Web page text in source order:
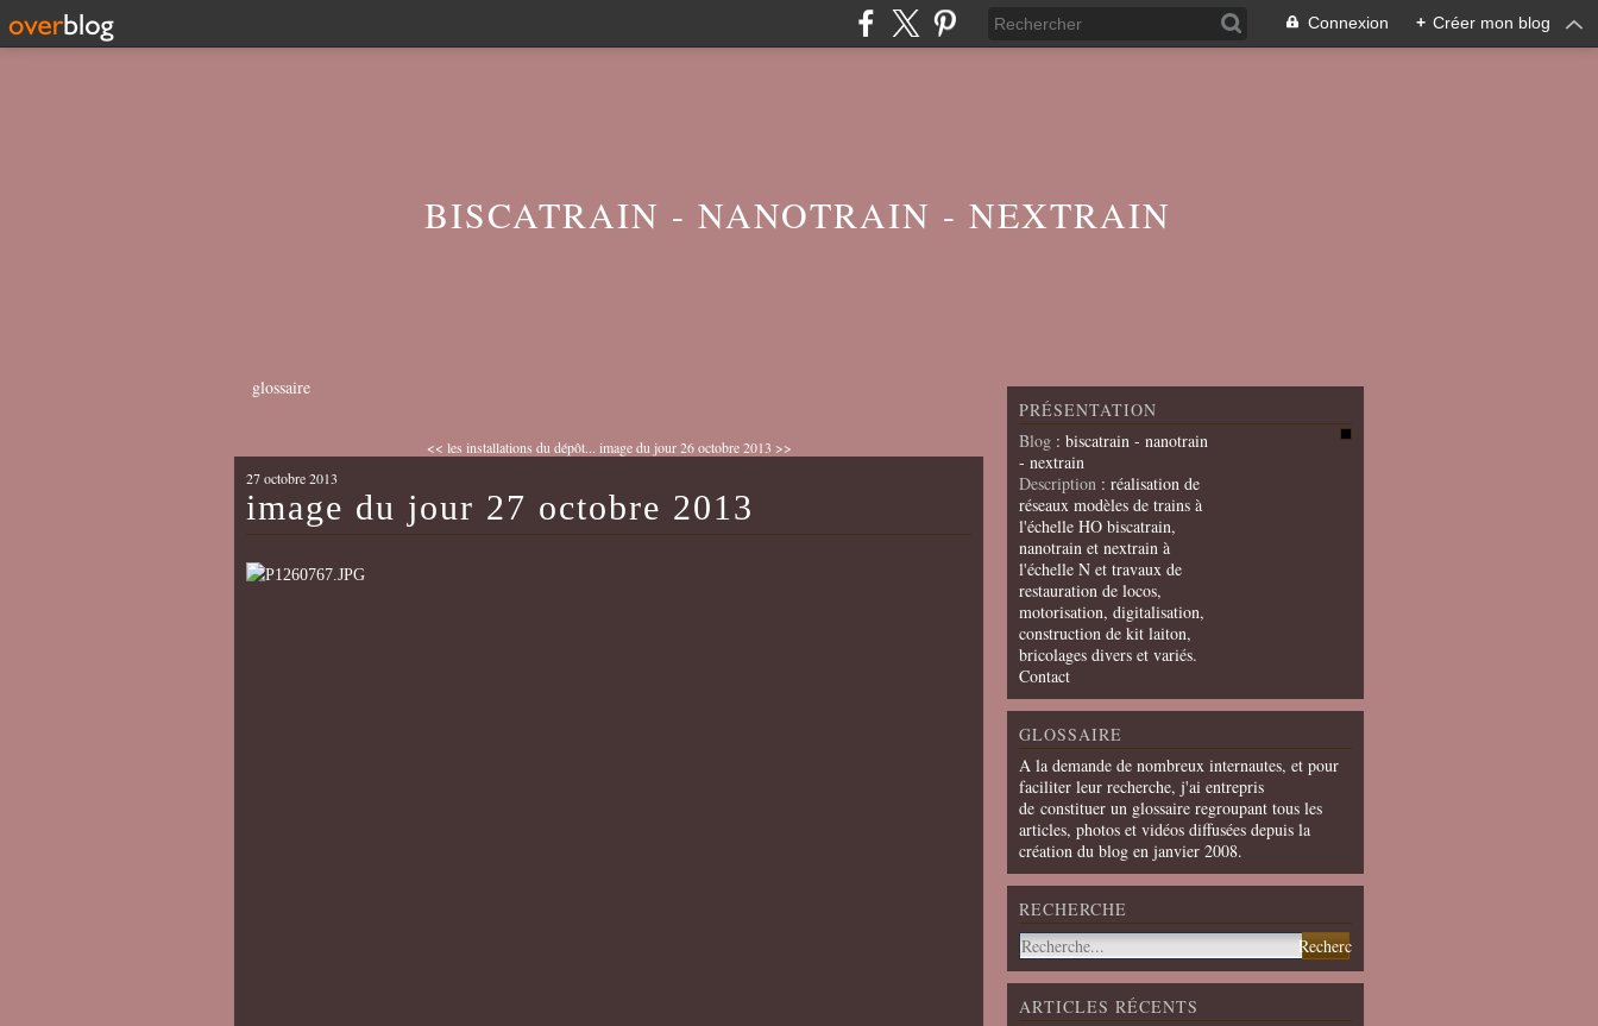
Connexion + Créer mon blog
BISCATRAIN - NANOTRAIN - NEXTRAIN
glossaire
<< les installations du dépôt... image du jour 26 octobre 2013 >>
27 octobre 2013
image du jour 27 octobre 2013
PRÉSENTATION
Blog : biscatrain - nanotrain
- nextrain
Description : réalisation de
réseaux modèles de trains à
l'échelle HO biscatrain,
nanotrain et nextrain à
l'échelle N et travaux de
restauration de locos,
motorisation, digitalisation,
construction de kit laiton,
bricolages divers et variés.
Contact
GLOSSAIRE
A la demande de nombreux internautes, et pour
faciliter leur recherche, j'ai entrepris
de constituer un glossaire regroupant tous les
articles, photos et vidéos diffusées depuis la
création du blog en janvier 2008.
RECHERCHE
ARTICLES RÉCENTS